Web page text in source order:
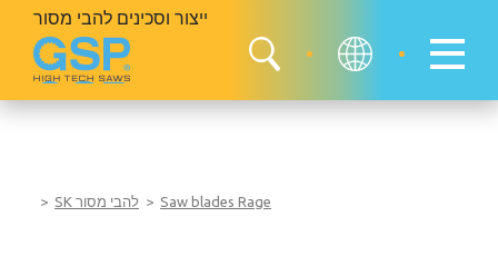
ייצור וסכינים להבי מסור
SK להבי מסור Saw blades Rage